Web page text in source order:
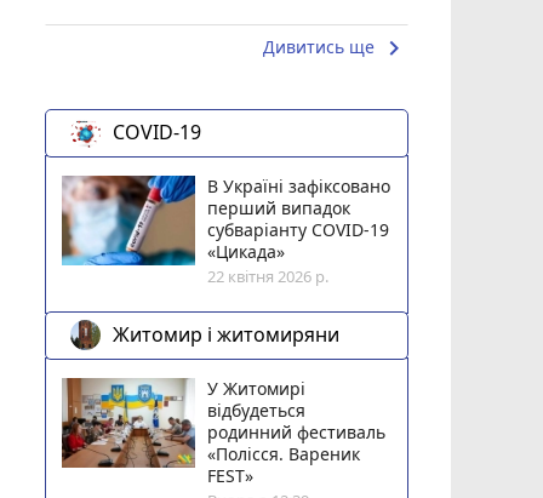
Дивитись ще keyboard_arrow_right
COVID-19
В Україні зафіксовано
перший випадок
субваріанту COVID-19
«Цикада»
22 квітня 2026 р.
Житомир і житомиряни
У Житомирі
відбудеться
родинний фестиваль
«Полісся. Вареник
FEST»